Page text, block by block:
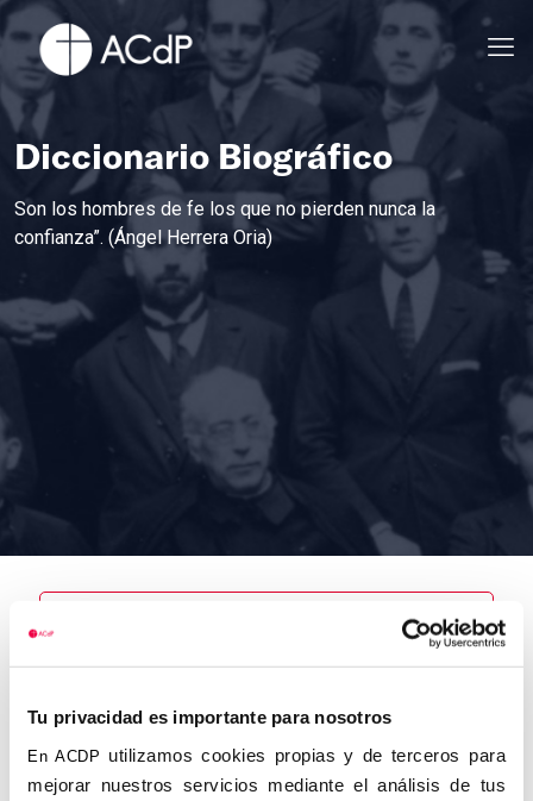
Tu privacidad es importante para nosotros
En ACDP utilizamos cookies propias y de terceros para
mejorar nuestros servicios mediante el análisis de tus
Diccionario Biográfico
Son los hombres de fe los que no pierden nunca la
confianza”. (Ángel Herrera Oria)
Cabrera
Ramírez,
Bernardo